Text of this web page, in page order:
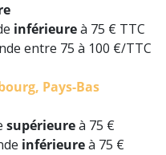
inférieureà 75 € TTC
entre 75 à 100 €/TTC
Pays-Bas
supérieureà 75 €
inférieureà 75 €